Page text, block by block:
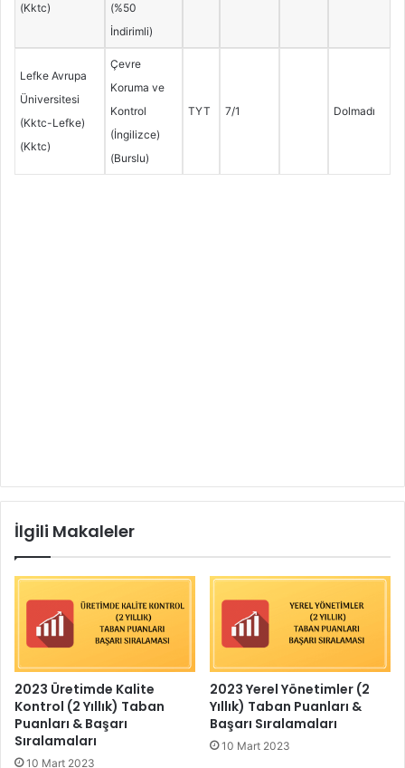
(Kktc)
(%50
İndirimli)
Lefke Avrupa
Üniversitesi
(Kktc-Lefke)
(Kktc)
Çevre
Koruma ve
Kontrol
(İngilizce)
(Burslu)
TYT 7/1 Dolmadı
İlgili Makaleler
2023 Üretimde Kalite
Kontrol (2 Yıllık) Taban
Puanları & Başarı
Sıralamaları
10 Mart 2023
2023 Yerel Yönetimler (2
Yıllık) Taban Puanları &
Başarı Sıralamaları
10 Mart 2023